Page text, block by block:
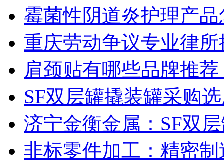
霉菌性阴道炎护理产
重庆劳动争议专业律
肩颈贴有哪些品牌推
SF双层罐撬装罐采购
济宁金衡金属：SF双
非标零件加工：精密